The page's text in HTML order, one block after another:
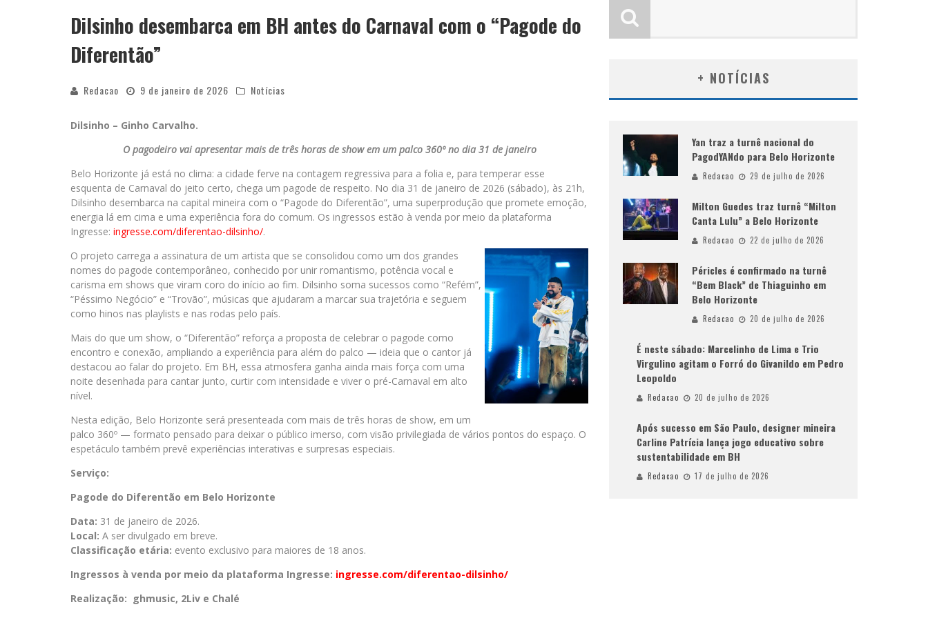
YAN TRAZ A TURNÊ NACIONAL DO PAGODYANDO PARA BELO HORIZONTE
Dilsinho desembarca em BH antes do Carnaval com o “Pagode do
Diferentão”
Redacao 9 de janeiro de 2026 Notícias
Dilsinho – Ginho Carvalho.
O pagodeiro vai apresentar mais de três horas de show em um palco 360º no dia 31 de janeiro
Belo Horizonte já está no clima: a cidade ferve na contagem regressiva para a folia e, para temperar esse
esquenta de Carnaval do jeito certo, chega um pagode de respeito. No dia 31 de janeiro de 2026 (sábado), às 21h,
Dilsinho desembarca na capital mineira com o “Pagode do Diferentão”, uma superprodução que promete emoção,
energia lá em cima e uma experiência fora do comum. Os ingressos estão à venda por meio da plataforma
Ingresse: ingresse.com/diferentao-dilsinho/.
O projeto carrega a assinatura de um artista que se consolidou como um dos grandes
nomes do pagode contemporâneo, conhecido por unir romantismo, potência vocal e
carisma em shows que viram coro do início ao fim. Dilsinho soma sucessos como “Refém”,
“Péssimo Negócio” e “Trovão”, músicas que ajudaram a marcar sua trajetória e seguem
como hinos nas playlists e nas rodas pelo país.
Mais do que um show, o “Diferentão” reforça a proposta de celebrar o pagode como
encontro e conexão, ampliando a experiência para além do palco — ideia que o cantor já
destacou ao falar do projeto. Em BH, essa atmosfera ganha ainda mais força com uma
noite desenhada para cantar junto, curtir com intensidade e viver o pré-Carnaval em alto
nível.
Nesta edição, Belo Horizonte será presenteada com mais de três horas de show, em um
palco 360º — formato pensado para deixar o público imerso, com visão privilegiada de vários pontos do espaço. O
espetáculo também prevê experiências interativas e surpresas especiais.
Serviço:
Pagode do Diferentão em Belo Horizonte
Data: 31 de janeiro de 2026.
Local: A ser divulgado em breve.
Classificação etária: evento exclusivo para maiores de 18 anos.
Ingressos à venda por meio da plataforma Ingresse: ingresse.com/diferentao-dilsinho/
Realização: ghmusic, 2Liv e Chalé
+ NOTÍCIAS
Yan traz a turnê nacional do
PagodYANdo para Belo Horizonte
Redacao 29 de julho de 2026
Milton Guedes traz turnê “Milton
Canta Lulu” a Belo Horizonte
Redacao 22 de julho de 2026
Péricles é confirmado na turnê
“Bem Black” de Thiaguinho em
Belo Horizonte
Redacao 20 de julho de 2026
É neste sábado: Marcelinho de Lima e Trio
Virgulino agitam o Forró do Givanildo em Pedro
Leopoldo
Redacao 20 de julho de 2026
Após sucesso em São Paulo, designer mineira
Carline Patrícia lança jogo educativo sobre
sustentabilidade em BH
Redacao 17 de julho de 2026